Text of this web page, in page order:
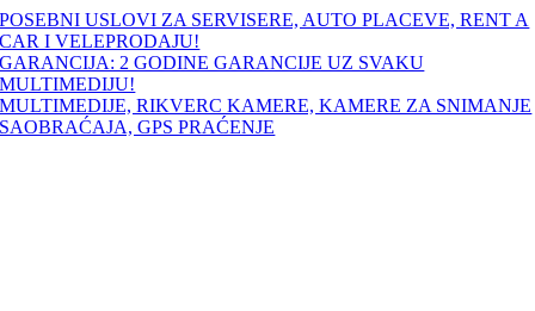
Skip
to
content
POSEBNI USLOVI ZA SERVISERE, AUTO PLACEVE, RENT A
CAR I VELEPRODAJU!
GARANCIJA: 2 GODINE GARANCIJE UZ SVAKU
MULTIMEDIJU!
MULTIMEDIJE, RIKVERC KAMERE, KAMERE ZA SNIMANJE
SAOBRAĆAJA, GPS PRAĆENJE